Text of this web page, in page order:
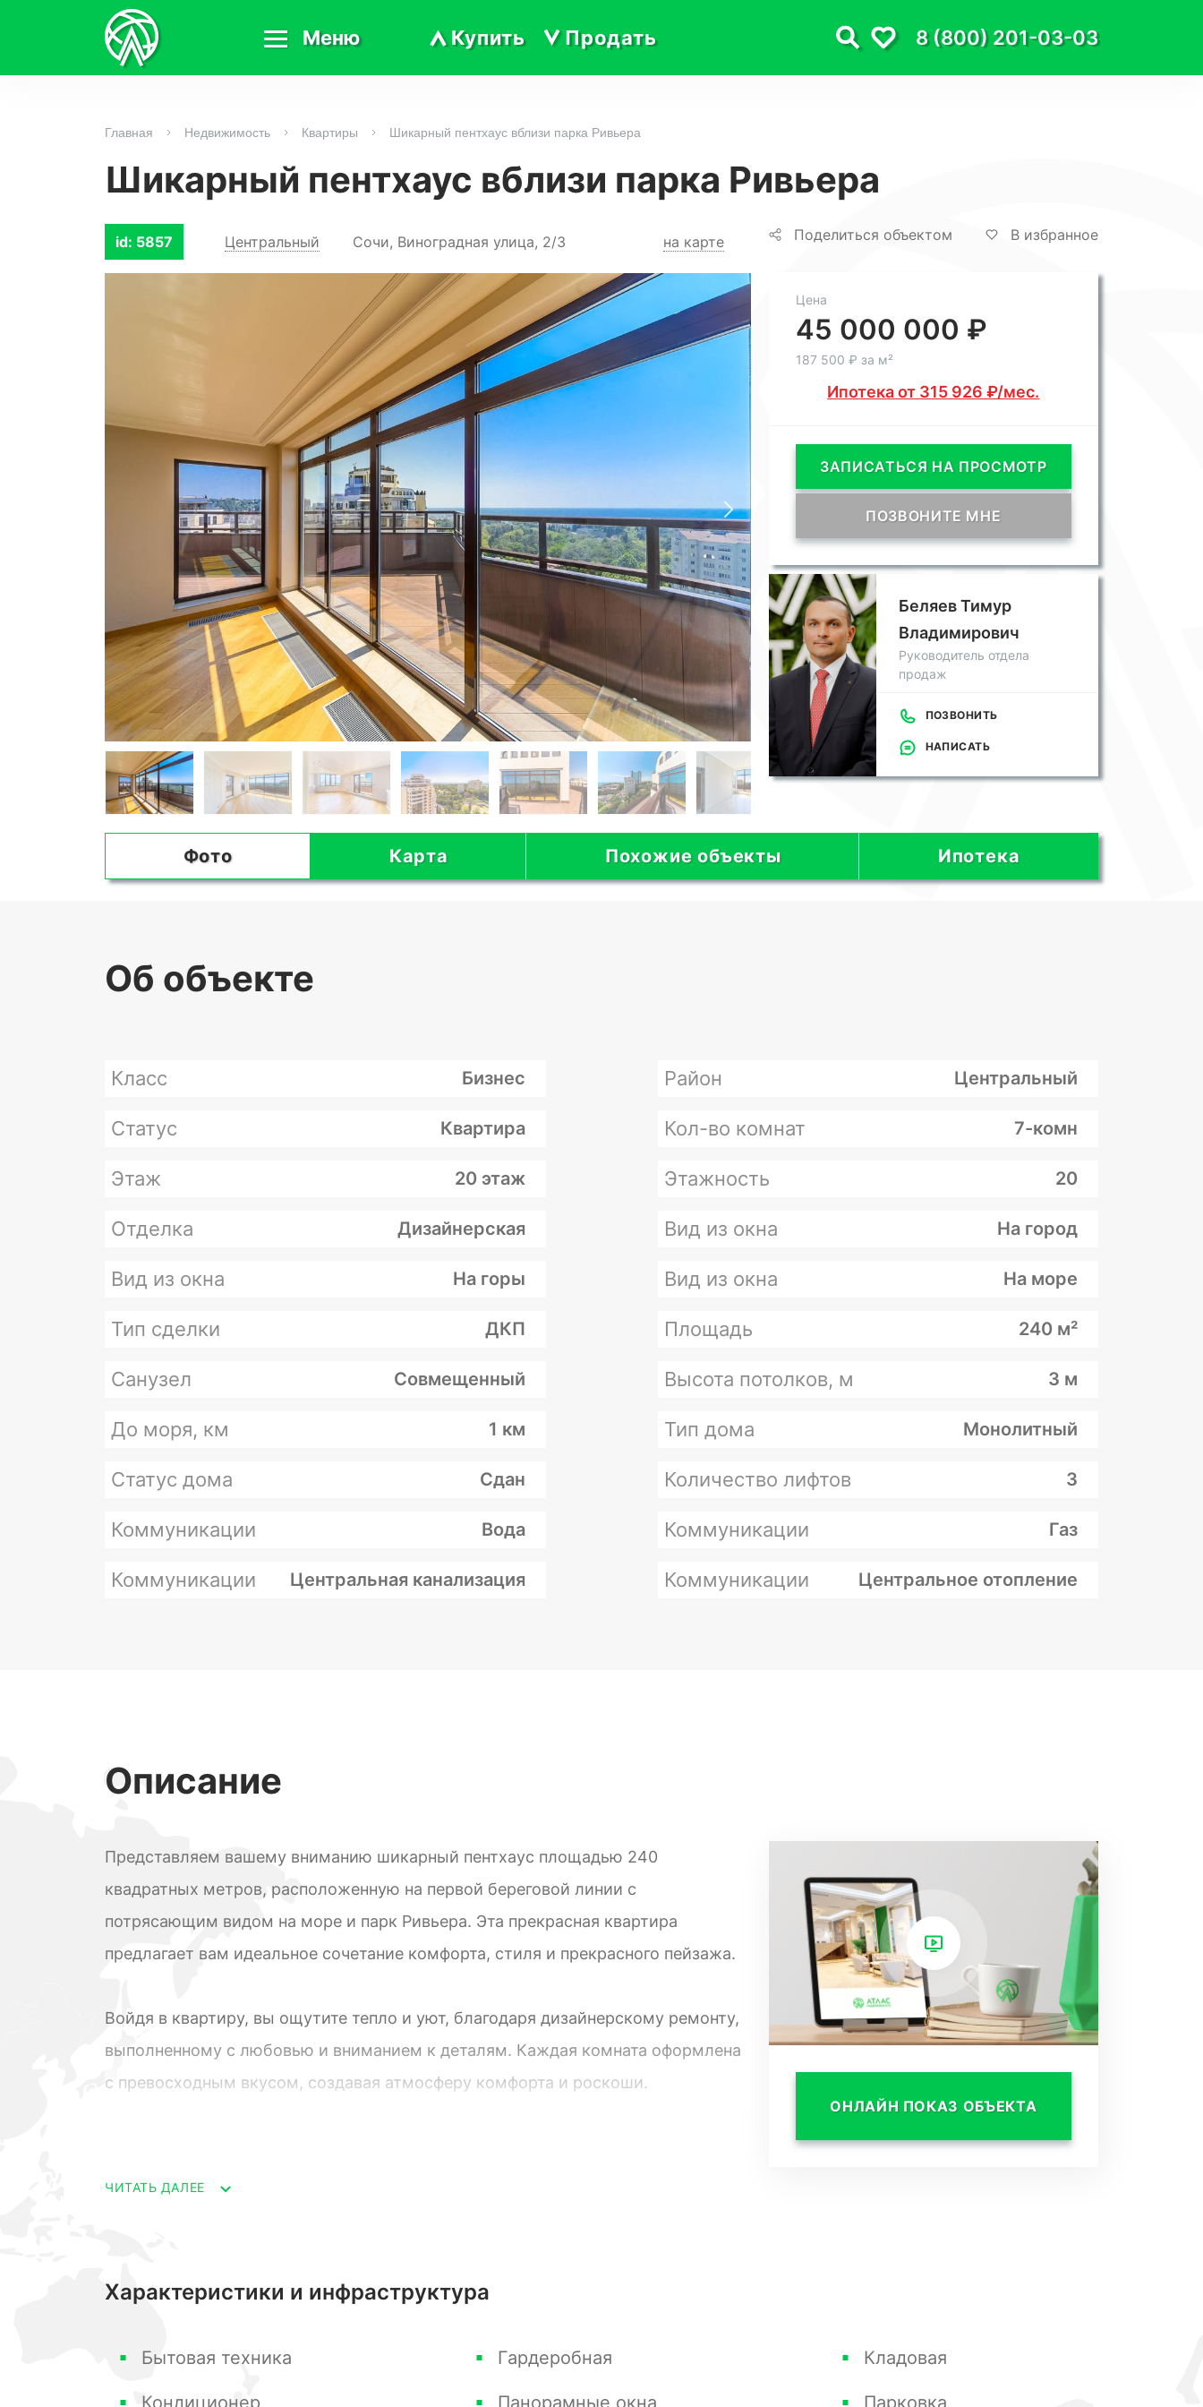
Меню Купить Продать 8 (800) 201-03-03
Главная Недвижимость Квартиры Шикарный пентхаус вблизи парка Ривьера
Шикарный пентхаус вблизи парка Ривьера
id: 5857 Центральный Сочи, Виноградная улица, 2/3 на карте Поделиться объектом В избранное
Цена
45 000 000 ₽
187 500 ₽ за м²
Ипотека от 315 926 ₽/мес.
ЗАПИСАТЬСЯ НА ПРОСМОТР
ПОЗВОНИТЕ МНЕ
Беляев Тимур
Владимирович
Руководитель отдела
продаж
ПОЗВОНИТЬ
НАПИСАТЬ
Фото Карта Похожие объекты Ипотека
Об объекте
Класс Бизнес Район Центральный
Статус Квартира Кол-во комнат 7-комн
Этаж 20 этаж Этажность 20
Отделка Дизайнерская Вид из окна На город
Вид из окна На горы Вид из окна На море
Тип сделки ДКП Площадь 240 м²
Санузел Совмещенный Высота потолков, м 3 м
До моря, км 1 км Тип дома Монолитный
Статус дома Сдан Количество лифтов 3
Коммуникации Вода Коммуникации Газ
Коммуникации Центральная канализация Коммуникации Центральное отопление
Описание
Представляем вашему вниманию шикарный пентхаус площадью 240
квадратных метров, расположенную на первой береговой линии с
потрясающим видом на море и парк Ривьера. Эта прекрасная квартира
предлагает вам идеальное сочетание комфорта, стиля и прекрасного пейзажа.
Войдя в квартиру, вы ощутите тепло и уют, благодаря дизайнерскому ремонту,
выполненному с любовью и вниманием к деталям. Каждая комната оформлена
с превосходным вкусом, создавая атмосферу комфорта и роскоши.
отдыха и сна. Здесь вы найдете комфортную кровать и шкаф для хранения
Гостиная совмещена с кухней, создавая открытое пространство для общения с
приготовления ваших любимых блюд. Здесь вы найдете современные бытовые
ЧИТАТЬ ДАЛЕЕ
ОНЛАЙН ПОКАЗ ОБЪЕКТА
Характеристики и инфраструктура
Бытовая техника Гардеробная Кладовая